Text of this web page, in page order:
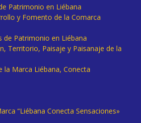
Patrimonio en Liébana
y Fomento de la Comarca
de Patrimonio en Liébana
Territorio, Paisaje y Paisanaje de la
la Marca Liébana, Conecta
“Liébana Conecta Sensaciones»